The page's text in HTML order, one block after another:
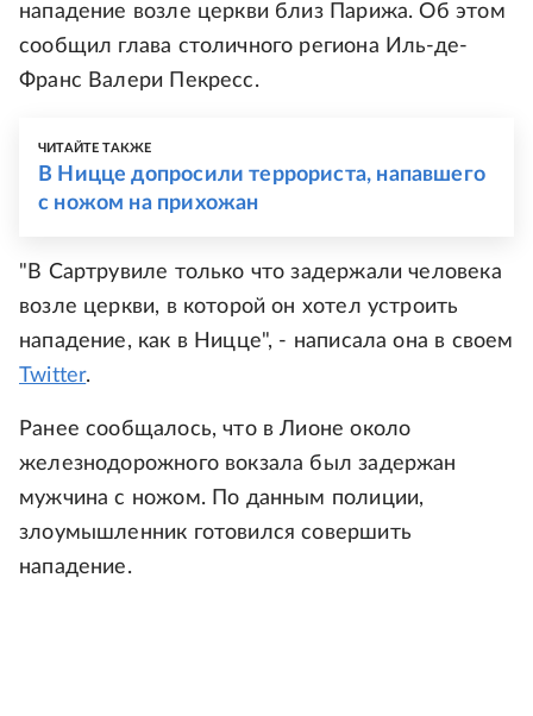
нападение возле церкви близ Парижа. Об этом
сообщил глава столичного региона Иль-де-
Франс Валери Пекресс.
ЧИТАЙТЕ ТАКЖЕ
В Ницце допросили террориста, напавшего
с ножом на прихожан
"В Сартрувиле только что задержали человека
возле церкви, в которой он хотел устроить
нападение, как в Ницце", - написала она в своем
Twitter.
Ранее сообщалось, что в Лионе около
железнодорожного вокзала был задержан
мужчина с ножом. По данным полиции,
злоумышленник готовился совершить
нападение.